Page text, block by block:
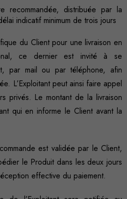
recommandée, distribuée par la
indicatif minimum de trois jours
du Client pour une livraison en
ce dernier est invité à se
par mail ou par téléphone, afin
L’Exploitant peut ainsi faire appel
privés. Le montant de la livraison
qui en informe le Client avant la
est validée par le Client,
le Produit dans les deux jours
effective du paiement.